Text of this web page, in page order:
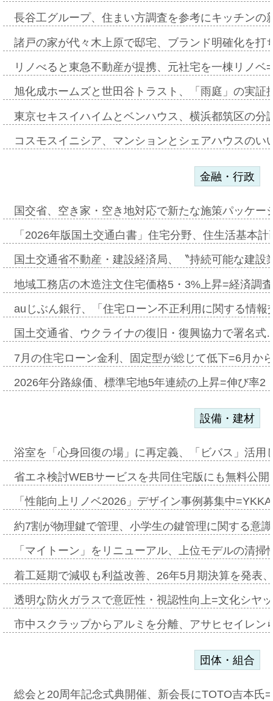
長谷工グループ、住まい方調査を参考にキッチン
諸戸の家が代々木上原で邸宅、ブランド明確化を
リノべると東急不動産が提携、元社宅を一棟リノ
旭化成ホームズと世田谷トラスト、「雨庭」の実
東京セキスイハイムとベンハウス、横浜都筑区の
コスモスイニシア、マンションとシェアハウスの
金融・行政
国交省、空き家・空き地対応で新たな施策パッケ
「2026年版国土交通白書」住宅分野、住生活基本
国土交通省不動産・建設経済局、〝持続可能な建
地域工務店の木造注文住宅価格5・3%上昇=経済調
auじぶん銀行、「住宅ローン不正利用に関する情
国土交通省、ウクライナの復旧・復興協力で署名
7月の住宅ローン金利、固定型が総じて低下=6月か
2026年分路線価、標準宅地5年連続の上昇=伸び率
設備・建材
浴室を「心身回復の場」に再定義、「ビバス」活
省エネ検討WEBサービスを共同住宅版にも無料公
「性能向上リノベ2026」デザイン事例募集中
約7割が物理鍵で管理、小学生の鍵管理に関する意
「マイトーン」をリニューアル、上位モデルの清
着工延期で減収も利益改善、26年5月期決算を発表
透明な防火ガラスで意匠性・視認性向上=文化シヤ
市中スクラップからアルミを分離、アサヒセイレ
団体・組合
総会と20周年記念式典開催、新会長にTOTO吉本氏